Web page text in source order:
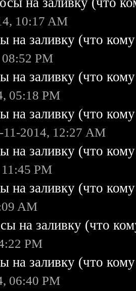
10:17 AM
на заливку (что
PM
на заливку (что
05:18 PM
на заливку (что
11-2014, 12:27 AM
на заливку (что
PM
на заливку (что
AM
на заливку (что
PM
на заливку (что
06:40 PM